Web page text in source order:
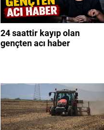
24 saattir kayıp olan
gençten acı haber